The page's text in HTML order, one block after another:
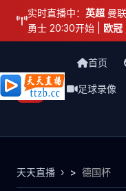
实时直播中： 英超 曼
勇士 20:30开始 | 欧冠
天天直播网
首页
足球录像
天天直播 > 德国杯